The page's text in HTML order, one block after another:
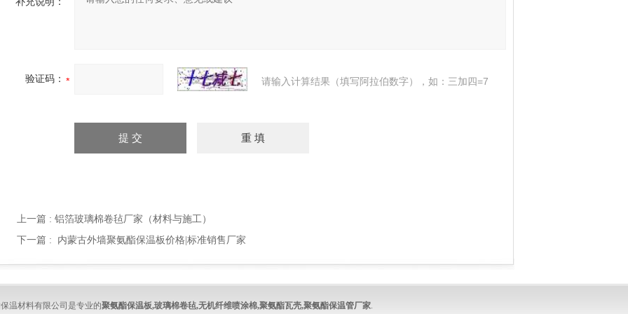
验证码： 请输入计算结果（填写阿拉伯数字），如：三加四=7
上一篇 : 铝箔玻璃棉卷毡厂家（材料与施工）
下一篇 : 内蒙古外墙聚氨酯保温板价格|标准销售厂家
温材料有限公司是专业的聚氨酯保温板,玻璃棉卷毡,无机纤维喷涂棉,聚氨酯瓦壳,聚氨酯保温管厂家.